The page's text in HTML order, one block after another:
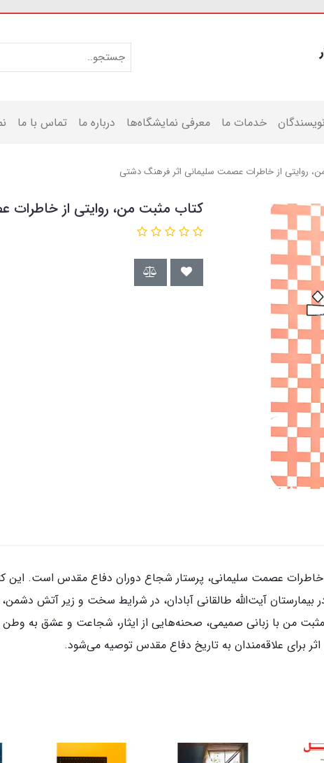
نویسندگان خدمات ما معرفی نمایشگاه‌ها درباره ما تماس با ما
روایتی از خاطرات عصمت سلیمانی اثر فرهنگ دشتی
کتاب مثبت من، روایتی از
عصمت سلیمانی، پرستار شجاع دوران دفاع مقدس است. این
بیمارستان آیت‌الله طالقانی آبادان، در شرایط سخت و زیر آتش
من با زبانی صمیمی، صحنه‌هایی از ایثار، شجاعت و عشق به وطن
برای علاقه‌مندان به تاریخ دفاع مقدس توصیه می‌شود.